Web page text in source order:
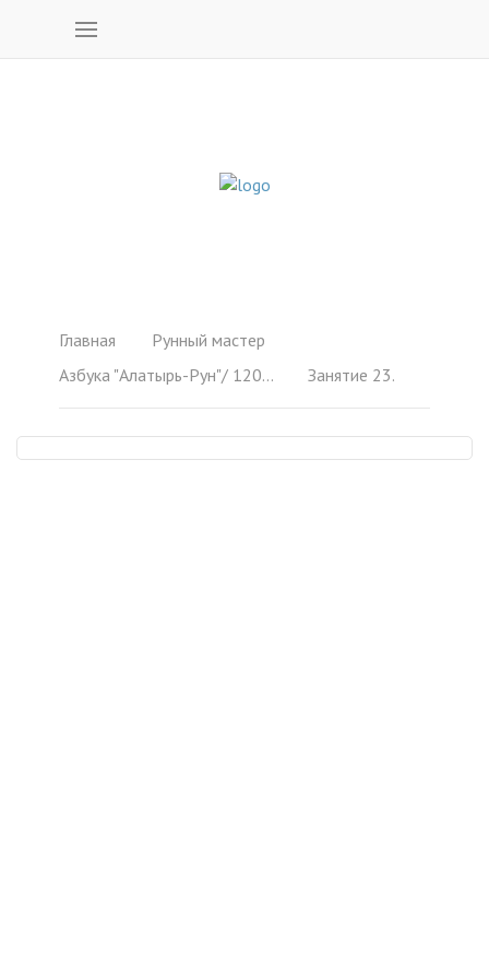
Главная
Рунный мастер
Азбука "Алатырь-Рун"/ 120 образов
Занятие 23.